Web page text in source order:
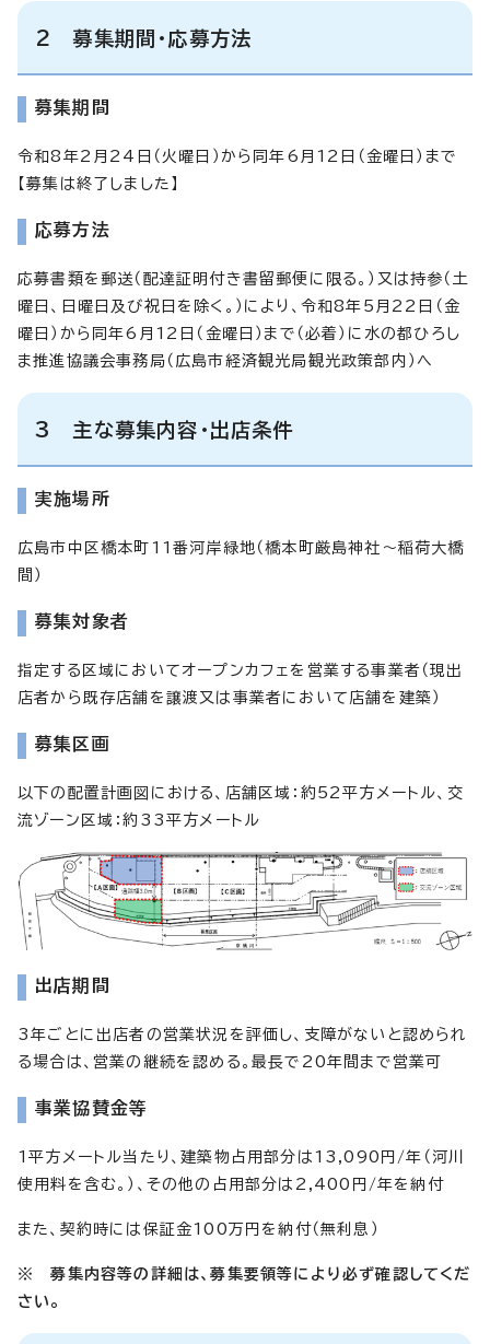
2 募集期間・応募方法
募集期間
令和8年2月24日（火曜日）から同年6月12日（金曜日）まで
【募集は終了しました】
応募方法
応募書類を郵送（配達証明付き書留郵便に限る。）又は持参（土
曜日、日曜日及び祝日を除く。）により、令和8年5月22日（金
曜日）から同年6月12日（金曜日）まで（必着）に水の都ひろし
ま推進協議会事務局（広島市経済観光局観光政策部内）へ
3 主な募集内容・出店条件
実施場所
広島市中区橋本町11番河岸緑地（橋本町厳島神社～稲荷大橋
間）
募集対象者
指定する区域においてオープンカフェを営業する事業者（現出
店者から既存店舗を譲渡又は事業者において店舗を建築）
募集区画
以下の配置計画図における、店舗区域：約52平方メートル、交
流ゾーン区域：約33平方メートル
出店期間
3年ごとに出店者の営業状況を評価し、支障がないと認められ
る場合は、営業の継続を認める。最長で20年間まで営業可
事業協賛金等
1平方メートル当たり、建築物占用部分は13,090円/年（河川
使用料を含む。）、その他の占用部分は2,400円/年を納付
また、契約時には保証金100万円を納付（無利息）
※ 募集内容等の詳細は、募集要領等により必ず確認してくだ
さい。